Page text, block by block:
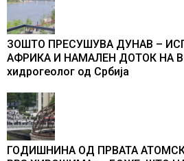
ЗОШТО ПРЕСУШУВА ДУНАВ –
АФРИКА И НАМАЛЕН ДОТОК НА
хидрогеолог од Србија
ГОДИШНИНА ОД ПРВАТА